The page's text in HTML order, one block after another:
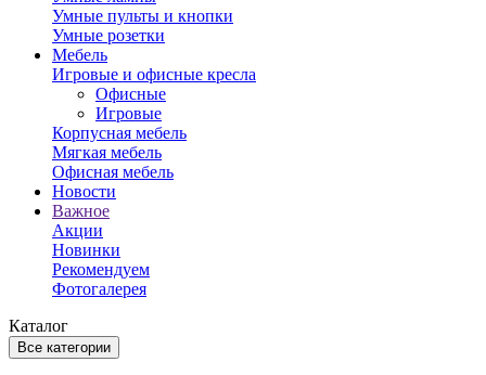
Умные пульты и кнопки
Умные розетки
Мебель
Игровые и офисные кресла
Офисные
Игровые
Корпусная мебель
Мягкая мебель
Офисная мебель
Новости
Важное
Акции
Новинки
Рекомендуем
Фотогалерея
Каталог
Все категории